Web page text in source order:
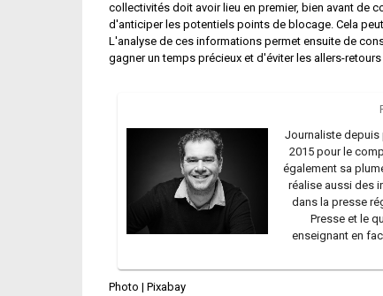
collectivités doit avoir lieu en premier, bien avant de
d'anticiper les potentiels points de blocage. Cela
L'analyse de ces informations permet ensuite de
gagner un temps précieux et d'éviter les allers-
Journaliste depuis
2015 pour le
également sa
réalise aussi des
dans la presse
Presse et le
enseignant en
Photo | Pixabay